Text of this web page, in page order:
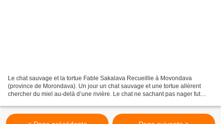
Le chat sauvage et la tortue Fable Sakalava Recueillie à Movondava
(province de Morondava). Un jour un chat sauvage et une tortue allèrent
chercher du miel au-delà d’une rivière. Le chat ne sachant pas nager fut